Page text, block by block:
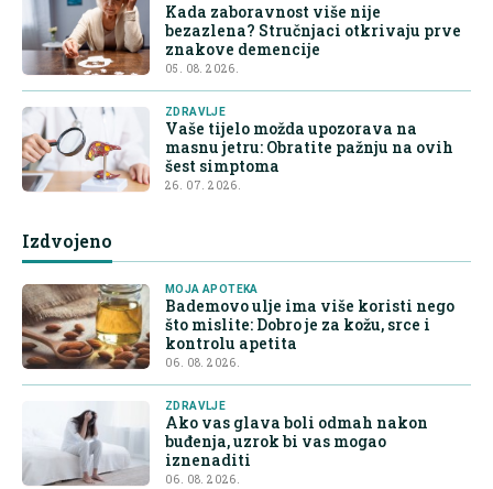
Kada zaboravnost više nije
bezazlena? Stručnjaci otkrivaju prve
znakove demencije
05. 08. 2026.
ZDRAVLJE
Vaše tijelo možda upozorava na
masnu jetru: Obratite pažnju na ovih
šest simptoma
26. 07. 2026.
Izdvojeno
MOJA APOTEKA
Bademovo ulje ima više koristi nego
što mislite: Dobro je za kožu, srce i
kontrolu apetita
06. 08. 2026.
ZDRAVLJE
Ako vas glava boli odmah nakon
buđenja, uzrok bi vas mogao
iznenaditi
06. 08. 2026.